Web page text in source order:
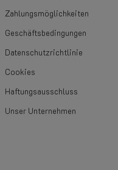
Zahlungsmöglichkeiten
Geschäftsbedingungen
Datenschutzrichtlinie
Cookies
Haftungsausschluss
Unser Unternehmen